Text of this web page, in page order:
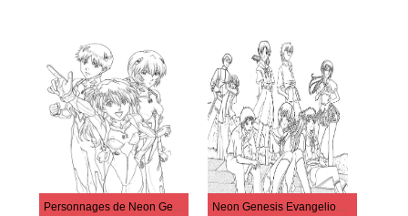
Personnages de Neon Genesis Evangelion Neon Genesis Evangelion Anime